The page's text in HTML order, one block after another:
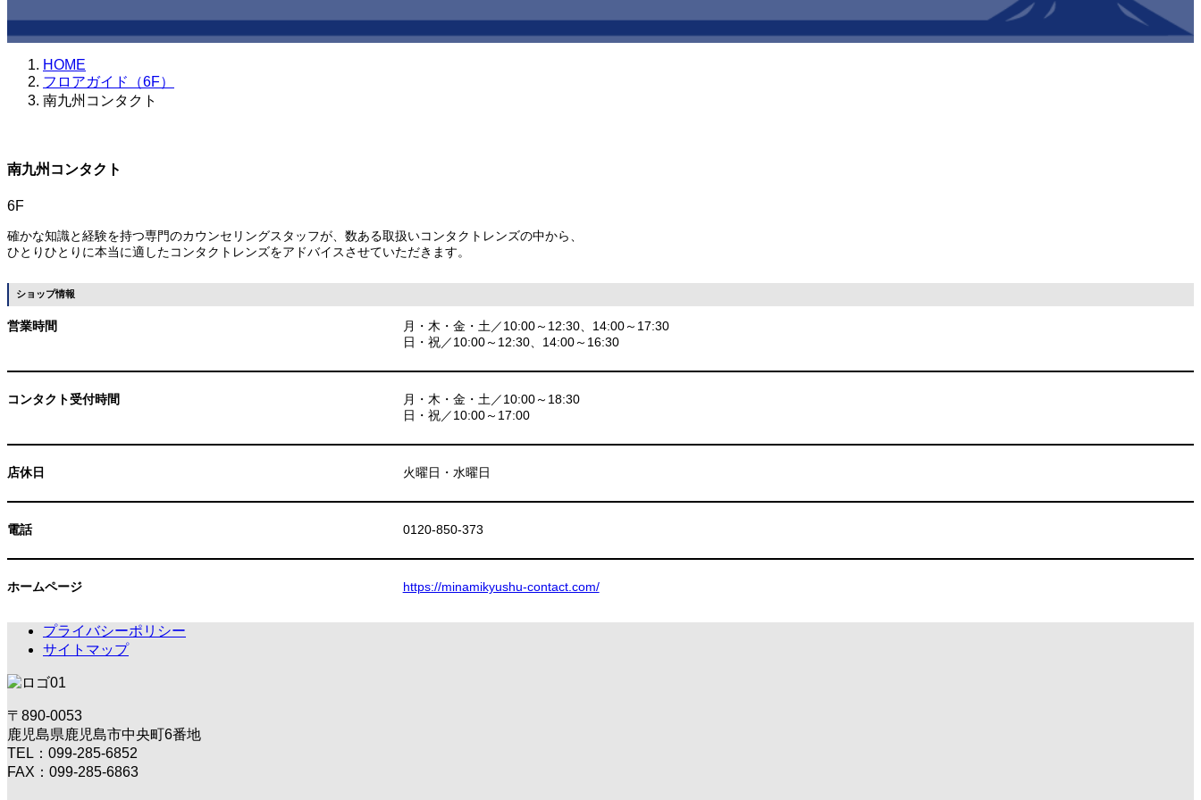
HOME
フロアガイド（6F）
南九州コンタクト
南九州コンタクト
6F
確かな知識と経験を持つ専門のカウンセリングスタッフが、数ある取扱いコンタクトレンズの中から、
ひとりひとりに本当に適したコンタクトレンズをアドバイスさせていただきます。
ショップ情報
営業時間
月・木・金・土／10:00～12:30、14:00～17:30
日・祝／10:00～12:30、14:00～16:30
コンタクト受付時間
月・木・金・土／10:00～18:30
日・祝／10:00～17:00
店休日 火曜日・水曜日
電話 0120-850-373
ホームページ https://minamikyushu-contact.com/
プライバシーポリシー
サイトマップ
〒890-0053
鹿児島県鹿児島市中央町6番地
TEL：099-285-6852
FAX：099-285-6863